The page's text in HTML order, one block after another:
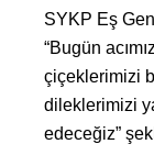
SYKP Eş
“Bugün
çiçeklerimizi
dileklerimizi
edeceğiz”